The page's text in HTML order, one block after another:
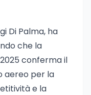
Di Palma, ha
che la
conferma il
aereo per la
e la